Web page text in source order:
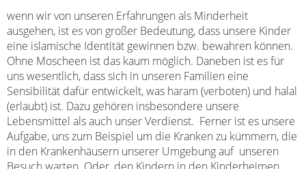
wenn wir von unseren Erfahrungen als Minderheit
ausgehen, ist es von großer Bedeutung, dass unsere Kinder
eine islamische Identität gewinnen bzw. bewahren können.
Ohne Moscheen ist das kaum möglich. Daneben ist es für
uns wesentlich, dass sich in unseren Familien eine
Sensibilität dafür entwickelt, was haram (verboten) und halal
(erlaubt) ist. Dazu gehören insbesondere unsere
Lebensmittel als auch unser Verdienst. Ferner ist es unsere
Aufgabe, uns zum Beispiel um die Kranken zu kümmern, die
in den Krankenhäusern unserer Umgebung auf unseren